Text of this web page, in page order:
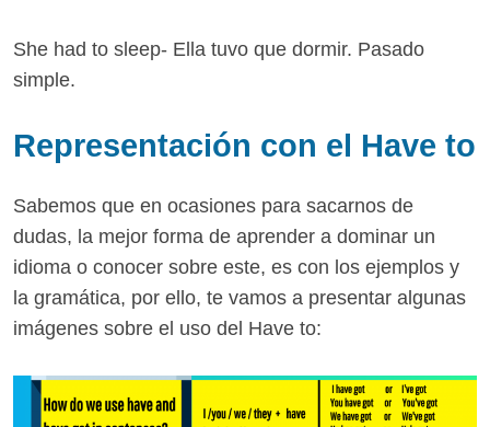
She had to sleep- Ella tuvo que dormir. Pasado
simple.
Representación con el Have to
Sabemos que en ocasiones para sacarnos de
dudas, la mejor forma de aprender a dominar un
idioma o conocer sobre este, es con los ejemplos y
la gramática, por ello, te vamos a presentar algunas
imágenes sobre el uso del Have to: